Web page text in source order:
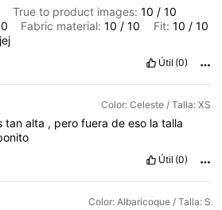
True to product images:10 /10
Fabric material:10 /10 Fit: 10 / 10
Útil (0)
Color: Celeste / Talla: XS
tanalta , perofueradeeso latalla
Útil (0)
Color: Albaricoque / Talla: S